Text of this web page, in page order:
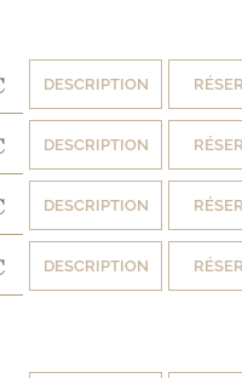
DESCRIPTION
DESCRIPTION
DESCRIPTION
DESCRIPTION